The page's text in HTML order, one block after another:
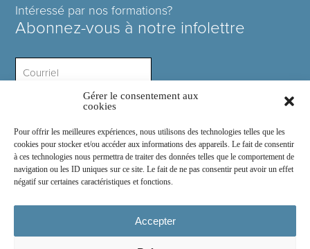
Gérer le consentement aux
cookies
Pour offrir les meilleures expériences, nous utilisons des technologies telles que les
cookies pour stocker et/ou accéder aux informations des appareils. Le fait de consentir
à ces technologies nous permettra de traiter des données telles que le comportement de
navigation ou les ID uniques sur ce site. Le fait de ne pas consentir peut avoir un effet
négatif sur certaines caractéristiques et fonctions.
Accepter
Intéressé par nos formations?
Abonnez-vous à notre infolettre